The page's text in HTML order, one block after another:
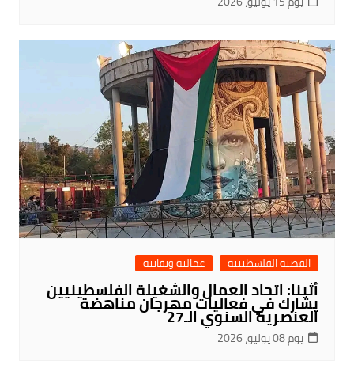
القضية الفلسطينية عمالية ونقابية
أثينا: اتحاد العمال والشغيلة الفلسطينيين
يشارك في فعاليات مهرجان مناهضة
العنصرية السنوي الـ27
يوم 08 يوليو، 2026